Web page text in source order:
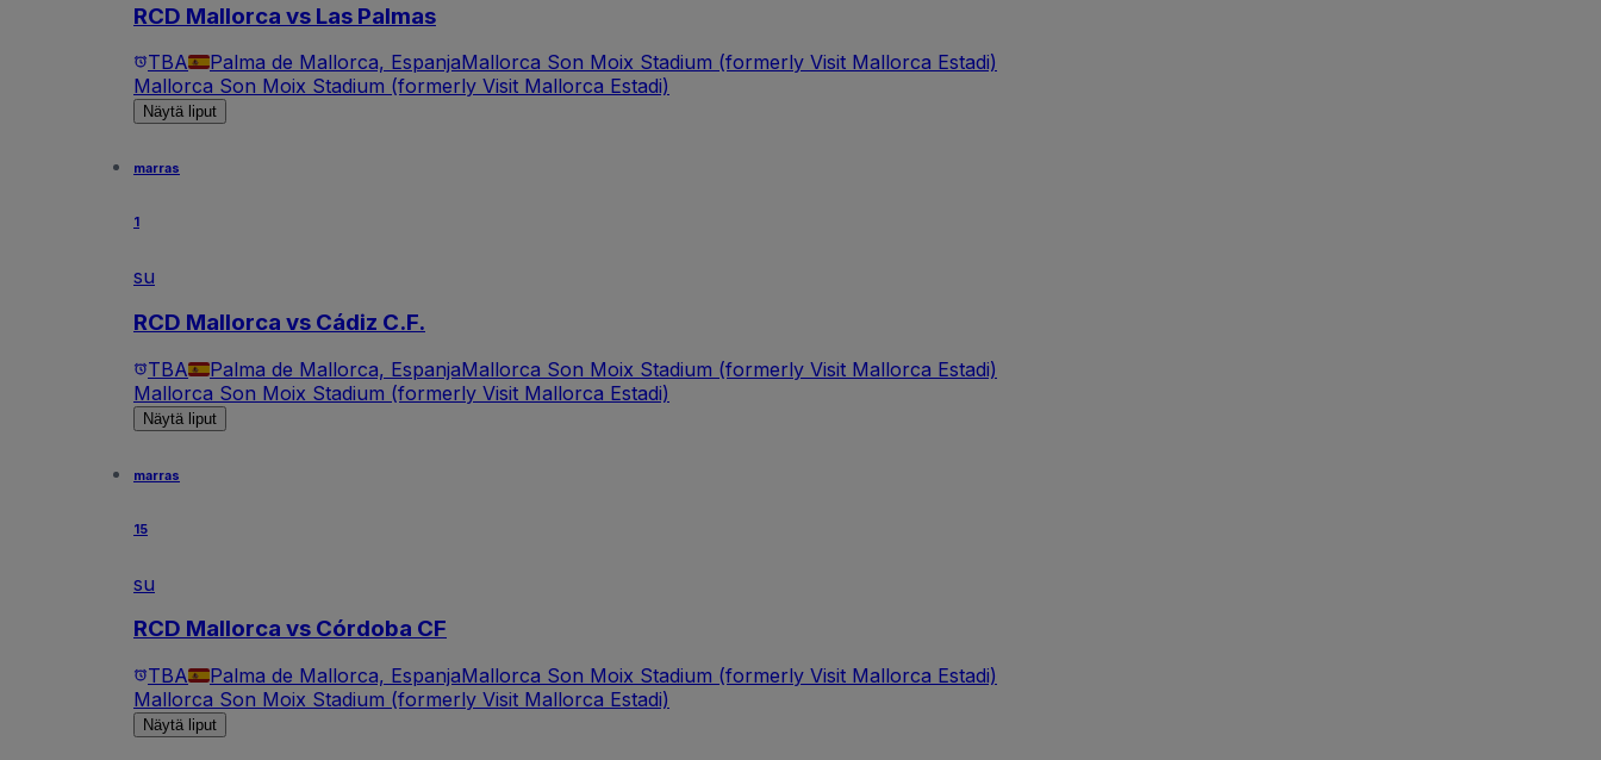
RCD Mallorca vs Las Palmas
TBA Palma de Mallorca, EspanjaMallorca Son Moix Stadium (formerly Visit Mallorca Estadi)
Mallorca Son Moix Stadium (formerly Visit Mallorca Estadi)
Näytä liput
marras
1
su
RCD Mallorca vs Cádiz C.F.
TBA Palma de Mallorca, EspanjaMallorca Son Moix Stadium (formerly Visit Mallorca Estadi)
Mallorca Son Moix Stadium (formerly Visit Mallorca Estadi)
Näytä liput
marras
15
su
RCD Mallorca vs Córdoba CF
TBA Palma de Mallorca, EspanjaMallorca Son Moix Stadium (formerly Visit Mallorca Estadi)
Mallorca Son Moix Stadium (formerly Visit Mallorca Estadi)
Näytä liput